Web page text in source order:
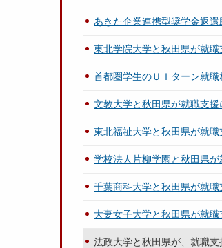
あきた企業連携型奨学金返
東北学院大学と秋田県が就
首都圏学生のＵＩターン就
文教大学と秋田県が就職支援
東北福祉大学と秋田県が就
学校法人片柳学園と秋田県
千葉商科大学と秋田県が就
大妻女子大学と秋田県が就
法政大学と秋田県が、就職